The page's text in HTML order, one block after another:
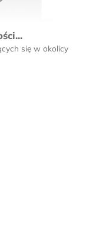
się w okolicy